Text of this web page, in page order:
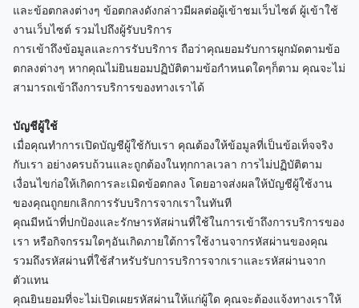
Blog
Refer
And
Earn
Become
A
Help
and
Support
Phone
support
Contact
How
It
Works
FAQs
และข้อตกลงต่างๆ ข้อตกลงดังกล่าวมีผลต่อผู้เข้าชมเว็บไซต์ ผู้เข้าใช้
งานเว็บไซต์ รวมไปถึงผู้รับบริการ
การเข้าถึงข้อมูลและการรับบริการ ถือว่าคุณยอมรับการผูกมัดตามข้อ
ตกลงต่างๆ หากคุณไม่ยินยอมปฏิบัติตามข้อกำหนดใดๆก็ตาม คุณจะไม่
สามารถเข้าถึงการบริการของทางเราได้
บัญชีผู้ใช้
เมื่อคุณทำการเปิดบัญชีผู้ใช้กับเรา คุณต้องให้ข้อมูลที่เป็นข้อเท็จจริง
กับเรา อย่างครบถ้วนและถูกต้องในทุกกาลเวลา การไม่ปฏิบัติตาม
เงื่อนไขก่อให้เกิดการละเมิดข้อตกลง โดยอาจส่งผลให้บัญชีผู้ใช้งาน
ของคุณถูกยกเลิกการรับบริการจากเราในทันที
คุณมีหน้าที่ปกป้องและรักษารหัสผ่านที่ใช้ในการเข้าถึงการบริการของ
เรา หรือกิจกรรมใดๆอันเกิดภายใต้การใช้งานจากรหัสผ่านของคุณ
รวมถึงรหัสผ่านที่ใช้สำหรับรับการบริการจากเราและรหัสผ่านจาก
ตัวแทน
คุณยินยอมที่จะไม่เปิดเผยรหัสผ่านให้แก่ผู้ใด คุณจะต้องแจ้งทางเราให้